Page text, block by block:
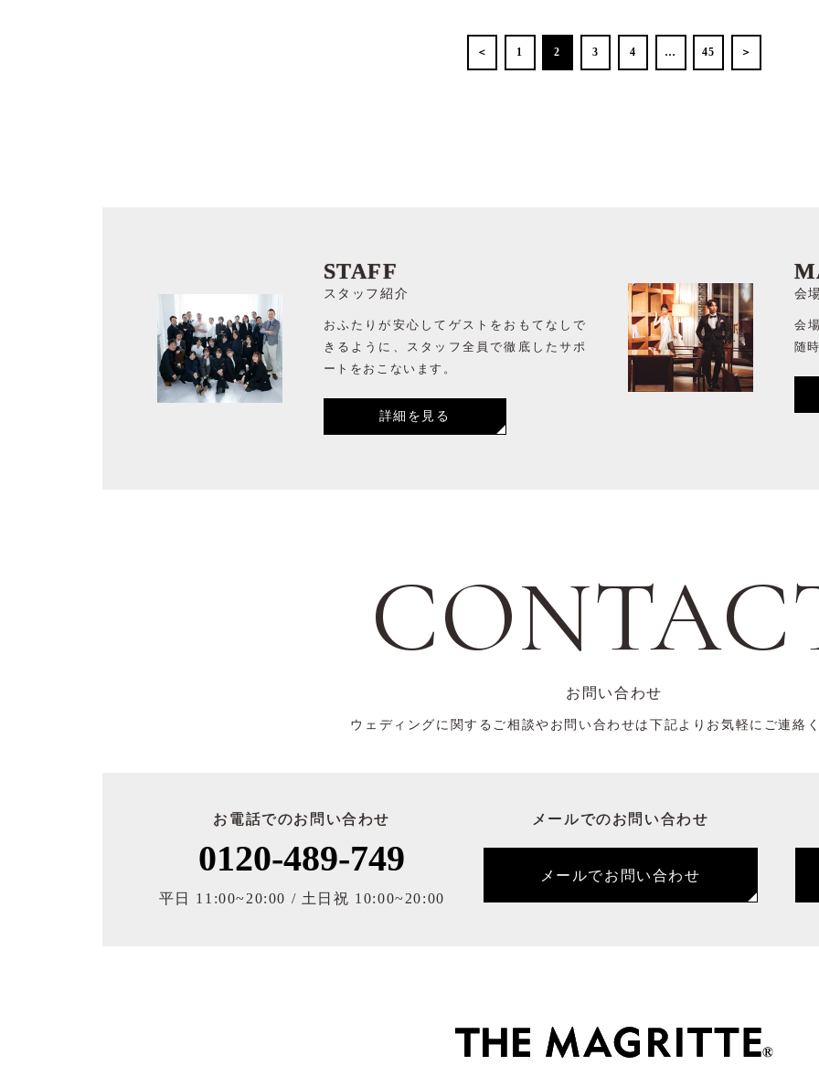
＜ 1 2 3 4 … 45 ＞
STAFF
スタッフ紹介
おふたりが安心してゲストをおもてなしで
きるように、スタッフ全員で徹底したサポ
ートをおこないます。
詳細を見る
会
会
随
お問い合わせ
ウェディングに関するご相談やお問い合わせは下記よりお気軽にご連絡く
お電話でのお問い合わせ
0120-489-749
平日 11:00~20:00 / 土日祝 10:00~20:00
メールでのお問い合わせ
メールでお問い合わせ